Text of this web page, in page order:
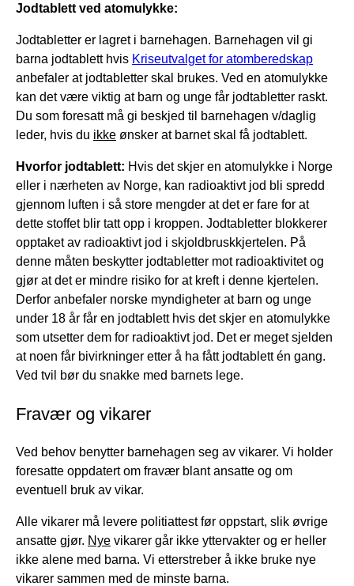
Jodtablett ved atomulykke:
Jodtabletter er lagret i barnehagen. Barnehagen vil gi
barna jodtablett hvis Kriseutvalget for atomberedskap
anbefaler at jodtabletter skal brukes. Ved en atomulykke
kan det være viktig at barn og unge får jodtabletter raskt.
Du som foresatt må gi beskjed til barnehagen v/daglig
leder, hvis du ikke ønsker at barnet skal få jodtablett.
Hvorfor jodtablett: Hvis det skjer en atomulykke i Norge
eller i nærheten av Norge, kan radioaktivt jod bli spredd
gjennom luften i så store mengder at det er fare for at
dette stoffet blir tatt opp i kroppen. Jodtabletter blokkerer
opptaket av radioaktivt jod i skjoldbruskkjertelen. På
denne måten beskytter jodtabletter mot radioaktivitet og
gjør at det er mindre risiko for at kreft i denne kjertelen.
Derfor anbefaler norske myndigheter at barn og unge
under 18 år får en jodtablett hvis det skjer en atomulykke
som utsetter dem for radioaktivt jod. Det er meget sjelden
at noen får bivirkninger etter å ha fått jodtablett én gang.
Ved tvil bør du snakke med barnets lege.
Fravær og vikarer
Ved behov benytter barnehagen seg av vikarer. Vi holder
foresatte oppdatert om fravær blant ansatte og om
eventuell bruk av vikar.
Alle vikarer må levere politiattest før oppstart, slik øvrige
ansatte gjør. Nye vikarer går ikke yttervakter og er heller
ikke alene med barna. Vi etterstreber å ikke bruke nye
vikarer sammen med de minste barna.